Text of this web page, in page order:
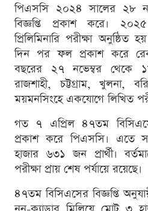
পিএসসি ২০২৪ সালের ২৮
বিজ্ঞপ্তি প্রকাশ করে।
প্রিলিমিনারি পরীক্ষা অনুষ্ঠিত
দিন পর ফল প্রকাশ করে
বছরের ২৭ নভেম্বর থেকে
রাজশাহী, চট্টগ্রাম, খুলনা,
ময়মনসিংহে একযোগে লিখিত
গত ৭ এপ্রিল ৪৭তম
প্রকাশ করে পিএসসি। এতে
হাজার ৬৩১ জন প্রার্থী।
পরীক্ষা প্রায় শেষ পর্যায়ে রয়েছে।
৪৭তম বিসিএসের বিজ্ঞপ্তি